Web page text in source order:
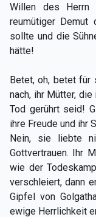
Willen des Herrn
reumütiger
sollte und die
hätte!
Betet, oh, betet für
nach, ihr Mütter,
Tod gerührt seid!
ihre Freude und ihr
Nein, sie liebte
Gottvertrauen. Ihr
wie der
verschleiert, dann
Gipfel von
ewige Herrlichkeit